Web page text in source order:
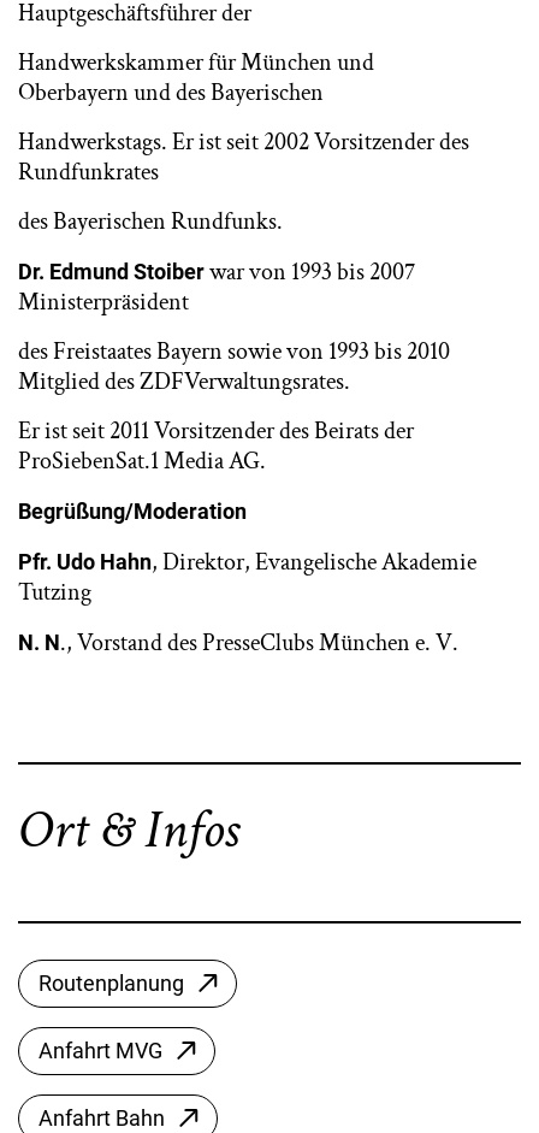
Hauptgeschäftsführer der
Handwerkskammer für München und
Oberbayern und des Bayerischen
Handwerkstags. Er ist seit 2002 Vorsitzender des
Rundfunkrates
des Bayerischen Rundfunks.
Dr. Edmund Stoiberwar von 1993 bis 2007
Ministerpräsident
des Freistaates Bayern sowie von 1993 bis 2010
Mitglied des ZDFVerwaltungsrates.
Er ist seit 2011 Vorsitzender des Beirats der
ProSiebenSat.1 Media AG.
Begrüßung/Moderation
Pfr. Udo Hahn, Direktor, Evangelische Akademie
Tutzing
N. N., Vorstand des PresseClubs München e. V.
Ort & Infos
Routenplanung
Anfahrt MVG
Anfahrt Bahn